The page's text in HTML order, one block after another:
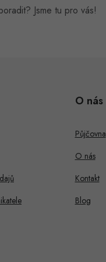
Jsme tu pro vás!
O nás
Půjčovna
O nás
Kontakt
Blog